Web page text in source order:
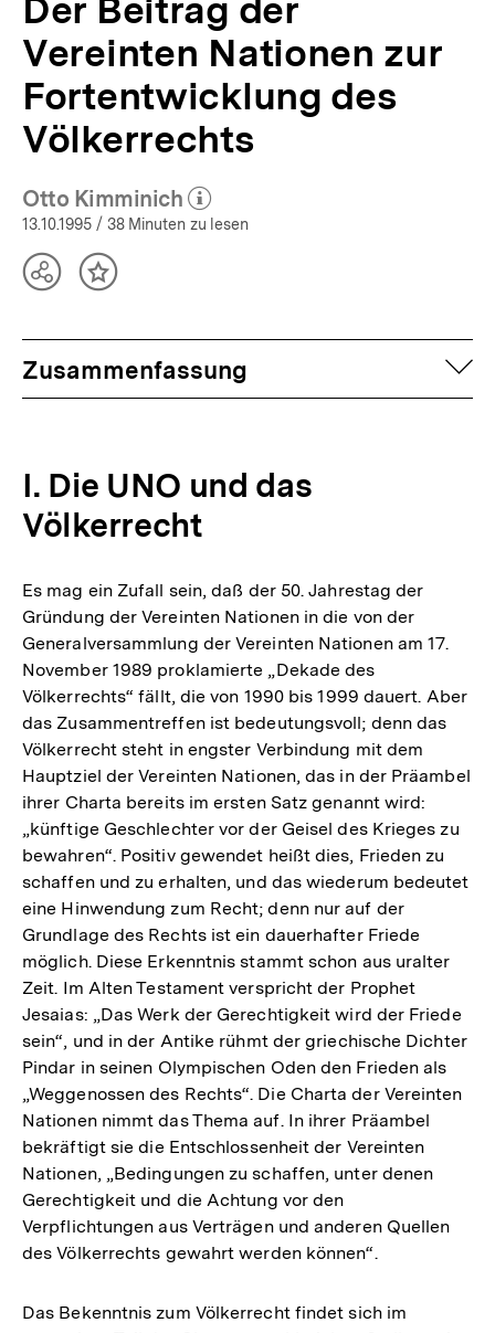
Der Beitrag der
Vereinten Nationen zur
Fortentwicklung des
Völkerrechts
Otto Kimminich
(Mehr zum Autor)
öffnen
13.10.1995 / 38 Minuten zu lesen
TeilenInhalt
Zusammenfassung
I. Die UNO und das
Völkerrecht
Es mag ein Zufall sein, daß der 50. Jahrestag der
Gründung der Vereinten Nationen in die von der
Generalversammlung der Vereinten Nationen am 17.
November 1989 proklamierte „Dekade des
Völkerrechts“ fällt, die von 1990 bis 1999 dauert. Aber
das Zusammentreffen ist bedeutungsvoll; denn das
Völkerrecht steht in engster Verbindung mit dem
Hauptziel der Vereinten Nationen, das in der Präambel
ihrer Charta bereits im ersten Satz genannt wird:
„künftige Geschlechter vor der Geisel des Krieges zu
bewahren“. Positiv gewendet heißt dies, Frieden zu
schaffen und zu erhalten, und das wiederum bedeutet
eine Hinwendung zum Recht; denn nur auf der
Grundlage des Rechts ist ein dauerhafter Friede
möglich. Diese Erkenntnis stammt schon aus uralter
Zeit. Im Alten Testament verspricht der Prophet
Jesaias: „Das Werk der Gerechtigkeit wird der Friede
sein“, und in der Antike rühmt der griechische Dichter
Pindar in seinen Olympischen Oden den Frieden als
„Weggenossen des Rechts“. Die Charta der Vereinten
Nationen nimmt das Thema auf. In ihrer Präambel
bekräftigt sie die Entschlossenheit der Vereinten
Nationen, „Bedingungen zu schaffen, unter denen
Gerechtigkeit und die Achtung vor den
Verpflichtungen aus Verträgen und anderen Quellen
des Völkerrechts gewahrt werden können“.
Das Bekenntnis zum Völkerrecht findet sich im